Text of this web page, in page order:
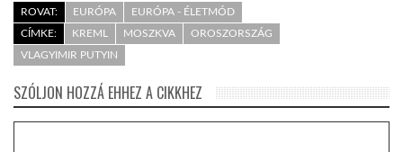
ROVAT: EURÓPA
EURÓPA - ÉLETMÓD
CÍMKE:
KREML MOSZKVA
OROSZORSZÁG
VLAGYIMIR PUTYIN
SZÓLJON HOZZÁ EHHEZ A CIKKHEZ